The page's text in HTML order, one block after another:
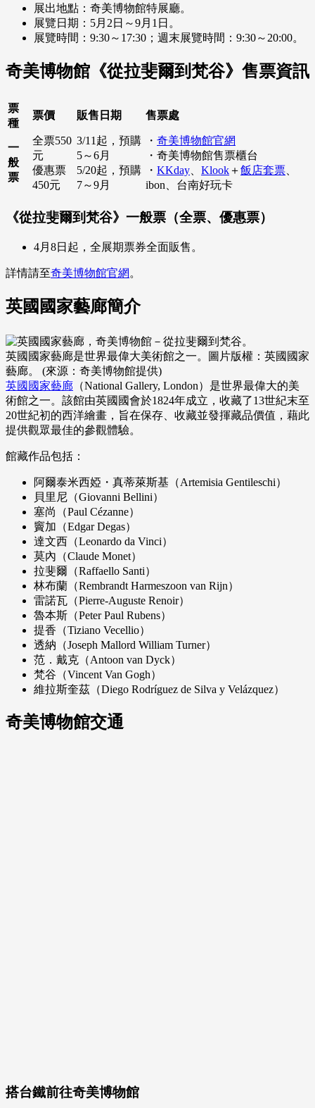
展出地點：奇美博物館特展廳。
展覽日期：5月2日～9月1日。
展覽時間：9:30～17:30；週末展覽時間：9:30～20:00。
奇美博物館《從拉斐爾到梵谷》售票資訊
票
種
票價 販售日期 售票處
一
般
票
全票550
元
優惠票
450元
3/11起，預購
5～6月
5/20起，預購
7～9月
・ 奇美博物館官網
・奇美博物館售票櫃台
・ KKday Klook＋飯店套票
ibon、台南好玩卡
《從拉斐爾到梵谷》一般票（全票、優惠票）
4月8日起，全展期票券全面販售。
詳情請至奇美博物館官網 。
英國國家藝廊簡介
英國國家藝廊是世界最偉大美術館之一。圖片版權：英國國家
藝廊。 (來源：奇美博物館提供)
英國國家藝廊 （National Gallery, London）是世界最偉大的美
術館之一。該館由英國國會於1824年成立，收藏了13世紀末至
20世紀初的西洋繪畫，旨在保存、收藏並發揮藏品價值，藉此
提供觀眾最佳的參觀體驗。
館藏作品包括：
阿爾泰米西婭・真蒂萊斯基（Artemisia Gentileschi）
貝里尼（Giovanni Bellini）
塞尚（Paul Cézanne）
竇加（Edgar Degas）
達文西（Leonardo da Vinci）
莫內（Claude Monet）
拉斐爾（Raffaello Santi）
林布蘭（Rembrandt Harmeszoon van Rijn）
雷諾瓦（Pierre-Auguste Renoir）
魯本斯（Peter Paul Rubens）
提香（Tiziano Vecellio）
透納（Joseph Mallord William Turner）
范．戴克（Antoon van Dyck）
梵谷（Vincent Van Gogh）
維拉斯奎茲（Diego Rodríguez de Silva y Velázquez）
奇美博物館交通
搭台鐵前往奇美博物館